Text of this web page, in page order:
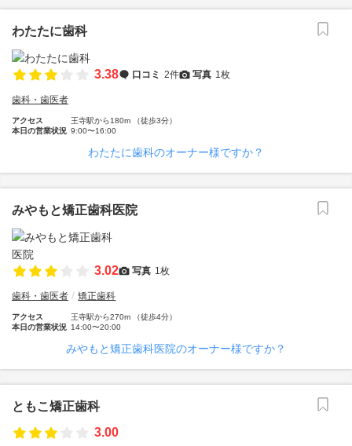
わたたに歯科
3.38 口コミ 2件 写真 1枚
歯科・歯医者
アクセス
王寺駅から180m （徒歩3分）
本日の営業状況 9:00〜16:00
わたたに歯科のオーナー様ですか？
みやもと矯正歯科医院
3.02 写真 1枚
歯科・歯医者 矯正歯科
アクセス
王寺駅から270m （徒歩4分）
本日の営業状況 14:00〜20:00
みやもと矯正歯科医院のオーナー様ですか？
ともこ矯正歯科
3.00